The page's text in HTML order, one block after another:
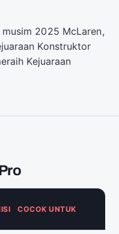
2025 McLaren,
Konstruktor
Kejuaraan
COCOK UNTUK